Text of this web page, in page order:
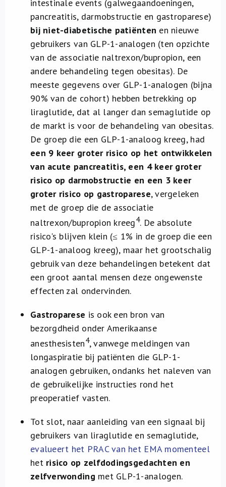
intestinale events (galwegaandoeningen,
pancreatitis, darmobstructie en gastroparese)
bij niet-diabetische patiënten en nieuwe
gebruikers van GLP-1-analogen (ten opzichte
van de associatie naltrexon/bupropion, een
andere behandeling tegen obesitas). De
meeste gegevens over GLP-1-analogen (bijna
90% van de cohort) hebben betrekking op
liraglutide, dat al langer dan semaglutide op
de markt is voor de behandeling van obesitas.
De groep die een GLP-1-analoog kreeg, had
een 9 keer groter risico op het ontwikkelen
van acute pancreatitis, een 4 keer groter
risico op darmobstructie en een 3 keer
groter risico op gastroparese, vergeleken
met de groep die de associatie
naltrexon/bupropion kreeg4. De absolute
risico's blijven klein (≤ 1% in de groep die een
GLP-1-analoog kreeg), maar het grootschalig
gebruik van deze behandelingen betekent dat
een groot aantal mensen deze ongewenste
effecten zal ondervinden.
Gastroparese is ook een bron van
bezorgdheid onder Amerikaanse
anesthesisten4, vanwege meldingen van
longaspiratie bij patiënten die GLP-1-
analogen gebruiken, ondanks het naleven van
de gebruikelijke instructies rond het
preoperatief vasten.
Tot slot, naar aanleiding van een signaal bij
gebruikers van liraglutide en semaglutide,
evalueert het PRAC van het EMA momenteel
het risico op zelfdodingsgedachten en
zelfverwonding met GLP-1-analogen.